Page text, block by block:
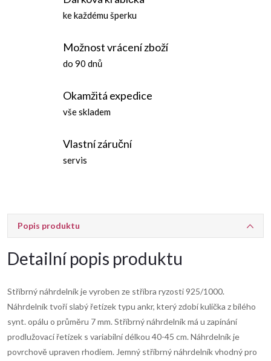
ke každému šperku
Možnost vrácení zboží
do 90 dnů
Okamžitá expedice
vše skladem
Vlastní záruční
servis
Popis produktu
Detailní popis produktu
Stříbrný náhrdelník je vyroben ze stříbra ryzosti 925/1000.
Náhrdelník tvoří slabý řetízek typu ankr, který zdobí kulička z bílého
synt. opálu o průměru 7 mm. Stříbrný náhrdelník má u zapínání
prodlužovací řetízek s variabilní délkou 40-45 cm. Náhrdelník je
povrchově upraven rhodiem. Jemný stříbrný náhrdelník vhodný pro